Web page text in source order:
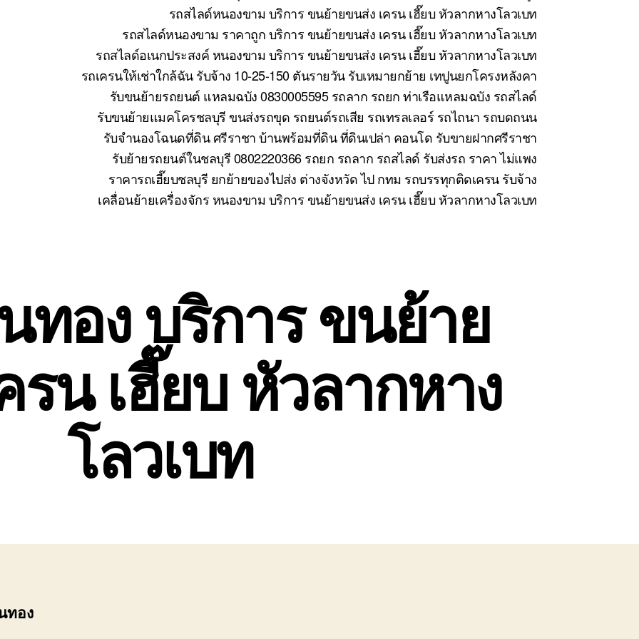
รถสไลด์หนองขาม บริการ ขนย้ายขนส่ง เครน เฮี๊ยบ หัวลากหางโลวเบท
รถสไลด์หนองขาม ราคาถูก บริการ ขนย้ายขนส่ง เครน เฮี๊ยบ หัวลากหางโลวเบท
รถสไลด์อเนกประสงค์ หนองขาม บริการ ขนย้ายขนส่ง เครน เฮี๊ยบ หัวลากหางโลวเบท
รถเครนให้เช่าใกล้ฉัน รับจ้าง 10-25-150 ตันรายวัน รับเหมายกย้าย เทปูนยกโครงหลังคา
รับขนย้ายรถยนต์ แหลมฉบัง 0830005595 รถลาก รถยก ท่าเรือแหลมฉบัง รถสไลด์
รับขนย้ายแมคโครชลบุรี ขนส่งรถขุด รถยนต์รถเสีย รถเทรลเลอร์ รถไถนา รถบดถนน
รับจำนองโฉนดที่ดิน ศรีราชา บ้านพร้อมที่ดิน ที่ดินเปล่า คอนโด รับขายฝากศรีราชา
รับย้ายรถยนต์ในชลบุรี 0802220366 รถยก รถลาก รถสไลด์ รับส่งรถ ราคา ไม่แพง
ราคารถเฮี๊ยบชลบุรี ยกย้ายของไปส่ง ต่างจังหวัด ไป กทม รถบรรทุกติดเครน รับจ้าง
เคลื่อนย้ายเครื่องจักร หนองขาม บริการ ขนย้ายขนส่ง เครน เฮี๊ยบ หัวลากหางโลวเบท
ทอง บริการ ขนย้าย
รน เฮี๊ยบ หัวลากหาง
โลวเบท
ทอง